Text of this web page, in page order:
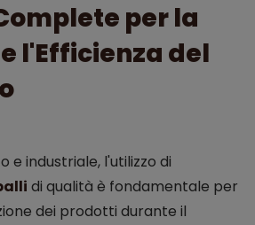
per la
l'Efficienza del
e industriale, l'utilizzo di
di qualità è fondamentale per
dei prodotti durante il